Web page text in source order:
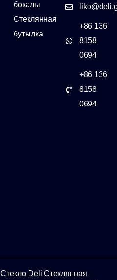
бокалы
Стеклянная
бутылка
+86 136
8158
0694
+86 136
8158
0694
Стекло Deli Стеклянная